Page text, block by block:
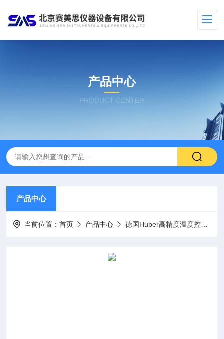
产品中心
PRODUCT CENTER
产品中心
当前位置：首页 产品中心 德国Huber高精度温度控制器